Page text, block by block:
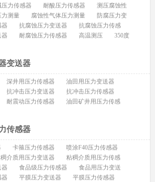
压力传感器 耐酸压力传感器
测压腐蚀性
力测量 腐蚀性气体压力测量
防腐压力变
器 抗腐蚀压力变送器
抗腐蚀压力传感
器 耐腐蚀压力传感器 高温测压
350度
变送器
深井用压力传感器
油田用压力变送器
抗冲击压力变送器
抗冲击压力传感器
耐震动压力传感器
油田矿井用压力传感
传感器
卡箍压力传感器
喷涂F40压力传感器
介质用压力变送器
粘稠介质用压力传感
器 食品级压力传感器
食品用压力变送
器 平膜压力变送器
平膜压力传感器